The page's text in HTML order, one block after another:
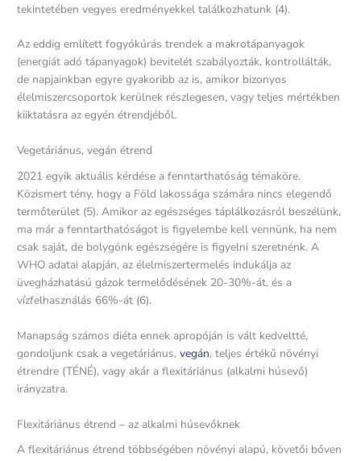
tekintetében vegyes eredményekkel találkozhatunk (4).
Az eddig említett fogyókúrás trendek a makrotápanyagok
(energiát adó tápanyagok) bevitelét szabályozták, kontrollálták,
de napjainkban egyre gyakoribb az is, amikor bizonyos
élelmiszercsoportok kerülnek részlegesen, vagy teljes mértékben
kiiktatásra az egyén étrendjéből.
Vegetáriánus, vegán étrend
2021 egyik aktuális kérdése a fenntarthatóság témaköre.
Közismert tény, hogy a Föld lakossága számára nincs elegendő
termőterület (5). Amikor az egészséges táplálkozásról beszélünk,
ma már a fenntarthatóságot is figyelembe kell vennünk, ha nem
csak saját, de bolygónk egészségére is figyelni szeretnénk. A
WHO adatai alapján, az élelmiszertermelés indukálja az
üvegházhatású gázok termelődésének 20-30%-át, és a
vízfelhasználás 66%-át (6).
Manapság számos diéta ennek apropóján is vált kedveltté,
gondoljunk csak a vegetáriánus,vegán, teljes értékű növényi
étrendre (TÉNÉ), vagy akár a flexitáriánus (alkalmi húsevő)
irányzatra.
Flexitáriánus étrend – az alkalmi húsevőknek
A flexitáriánus étrend többségében növényi alapú, követői bőven